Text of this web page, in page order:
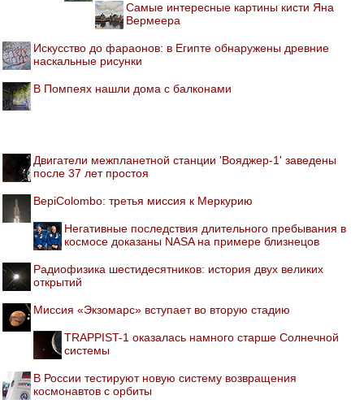
Самые интересные картины кисти Яна
Вермеера
Искусство до фараонов: в Египте обнаружены древние
наскальные рисунки
В Помпеях нашли дома с балконами
Двигатели межпланетной станции 'Вояджер-1' заведены
после 37 лет простоя
BepiColombo: третья миссия к Меркурию
Негативные последствия длительного пребывания в
космосе доказаны NASA на примере близнецов
Радиофизика шестидесятников: история двух великих
открытий
Миссия «Экзомарс» вступает во вторую стадию
TRAPPIST-1 оказалась намного старше Солнечной
системы
В России тестируют новую систему возвращения
космонавтов с орбиты